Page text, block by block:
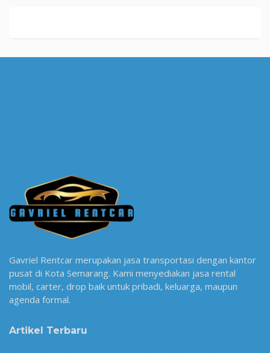
Gavriel Rentcar merupakan jasa transportasi dengan kantor
pusat di Kota Semarang. Kami menyediakan jasa rental
mobil, carter, drop baik untuk pribadi, keluarga, maupun
agenda formal.
Artikel Terbaru